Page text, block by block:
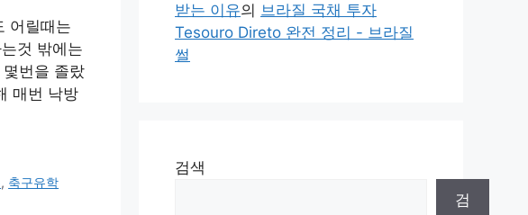
어릴때는
것 밖에는
번을 졸랐
매번 낙방
, 축구유학
받는 이유의 브라질 국채 투자
Tesouro Direto 완전 정리 - 브라질
썰
검색
검